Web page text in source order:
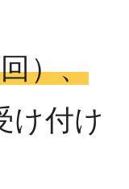
）、
け付け